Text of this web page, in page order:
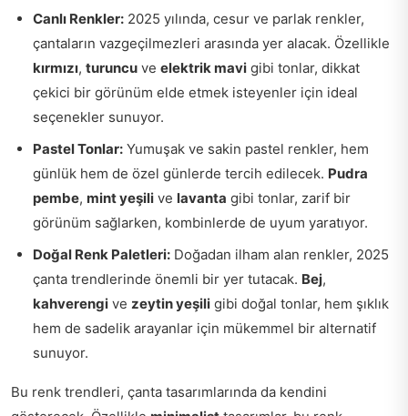
Canlı Renkler: 2025 yılında, cesur ve parlak renkler,
çantaların vazgeçilmezleri arasında yer alacak. Özellikle
kırmızı, turuncu ve elektrik mavi gibi tonlar, dikkat
çekici bir görünüm elde etmek isteyenler için ideal
seçenekler sunuyor.
Pastel Tonlar: Yumuşak ve sakin pastel renkler, hem
günlük hem de özel günlerde tercih edilecek. Pudra
pembe, mint yeşili ve lavanta gibi tonlar, zarif bir
görünüm sağlarken, kombinlerde de uyum yaratıyor.
Doğal Renk Paletleri: Doğadan ilham alan renkler, 2025
çanta trendlerinde önemli bir yer tutacak. Bej,
kahverengi ve zeytin yeşili gibi doğal tonlar, hem şıklık
hem de sadelik arayanlar için mükemmel bir alternatif
sunuyor.
Bu renk trendleri, çanta tasarımlarında da kendini